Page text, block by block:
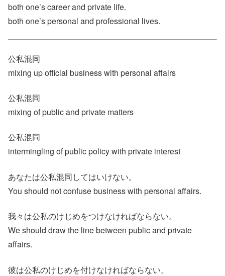
both one’s career and private life.
both one’s personal and professional lives.
公私混同
mixing up official business with personal affairs
公私混同
mixing of public and private matters
公私混同
intermingling of public policy with private interest
あなたは公私混同してはいけない。
You should not confuse business with personal affairs.
我々は公私のけじめをつけなければならない。
We should draw the line between public and private
affairs.
彼は公私のけじめを付けなければならない。